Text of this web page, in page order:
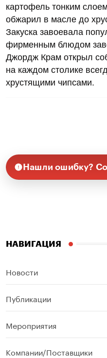
картофель тонким
обжарил в масле до
Закуска завоевала
фирменным блюдом
Джордж Крам открыл
на каждом столике
хрустящими чипсами.
Нашли ошибку?
НАВИГАЦИЯ
Новости
Публикации
Мероприятия
Компании/Поставщики